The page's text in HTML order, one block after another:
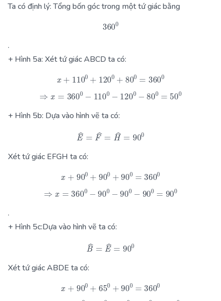
Ta có định lý: Tổng bốn góc trong một tứ giác bằng
360
.
+ Hình 5a: Xét tứ giác ABCD ta có:
+ 1100 1200 + 80 = 360
⇒x = 3600− 1100 1200 80 0= 50
+ Hình 5b: Dựa vào hình vẽ ta có:
E^ = F^ =H^ =900
Xét tứ giác EFGH ta có:
x+ 900 900 +900 =360
⇒x = 3600 900 900 900 =90
.
+ Hình 5c:Dựa vào hình vẽ ta có:
B^ =E^ =90
Xét tứ giác ABDE ta có:
x+ 900 650 +900 =360